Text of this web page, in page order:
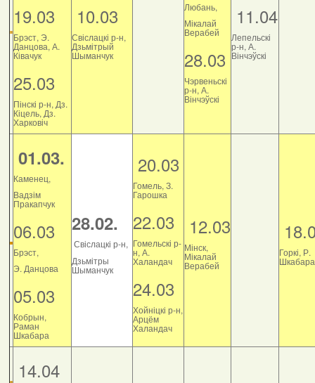
19.03
Брэст, Э.
Данцова, А.
Ківачук
25.03
Пінскі р-н, Дз.
Кіцель, Дз.
Харковіч
10.03
Свіслацкі р-н,
Дзьмітрый
Шыманчук
Любань,
Мікалай
Верабей
28.03
Чэрвеньскі
р-н, А.
Вінчэўскі
11.04
Лепельскі
р-н, А.
Вінчэўскі
01.03.
Каменец,
Вадзім
Пракапчук
06.03
Брэст,
Э. Данцова
05.03
Кобрын,
Раман
Шкабара
28.02.
Свіслацкі р-н,
Дзьмітры
Шыманчук
20.03
Гомель, З.
Гарошка
22.03
Гомельскі р-
н, А.
Халандач
24.03
Хойніцкі р-н,
Арцём
Халандач
12.03
Мінск,
Мікалай
Верабей
Горкі, Р.
Шкабара
14.04